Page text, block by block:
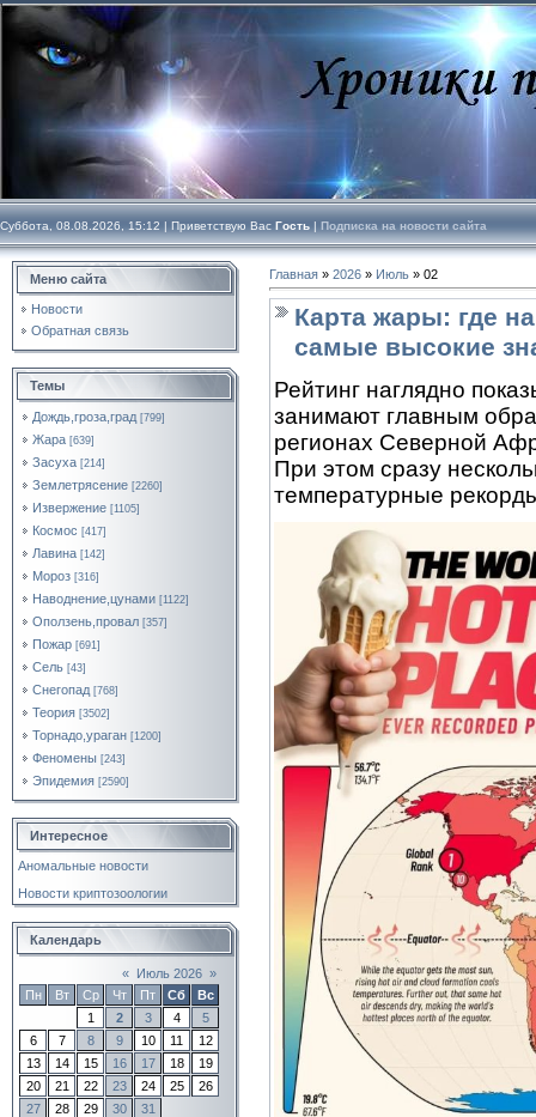
Суббота, 08.08.2026, 15:12 | Приветствую Вас Гость | Подписка на новости сайта
Меню сайта
Новости
Обратная связь
Темы
Дождь,гроза,град [799]
Жара [639]
Засуха [214]
Землетрясение [2260]
Извержение [1105]
Космос [417]
Лавина [142]
Мороз [316]
Наводнение,цунами [1122]
Оползень,провал [357]
Пожар [691]
Сель [43]
Снегопад [768]
Теория [3502]
Торнадо,ураган [1200]
Феномены [243]
Эпидемия [2590]
Интересное
Аномальные новости
Новости криптозоологии
Календарь
« Июль 2026 »
Пн
Вт Ср Чт Пт Сб
Вс
1
2 3 4
5
6
7 8 9 10 11
12
13
14 15 16 17 18
19
20
21 22 23 24 25
26
27
28 29 30 31
Главная » 2026 » Июль » 02
Карта жары: где
самые высокие
Рейтинг наглядно
занимают главным
регионах Северной
При этом сразу
температурные